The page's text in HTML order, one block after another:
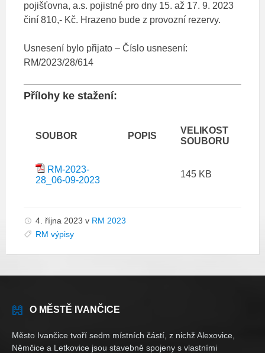
pojišťovna, a.s. pojistné pro dny 15. až 17. 9. 2023
činí 810,- Kč. Hrazeno bude z provozní rezervy.
Usnesení bylo přijato – Číslo usnesení:
RM/2023/28/614
Přílohy ke stažení:
SOUBOR POPIS
VELIKOST
SOUBORU
RM-2023-
28_06-09-2023
145 KB
4. října 2023 v RM 2023
RM výpisy
O MĚSTĚ IVANČICE
Město Ivančice tvoří sedm místních částí, z nichž Alexovice,
Němčice a Letkovice jsou stavebně spojeny s vlastními